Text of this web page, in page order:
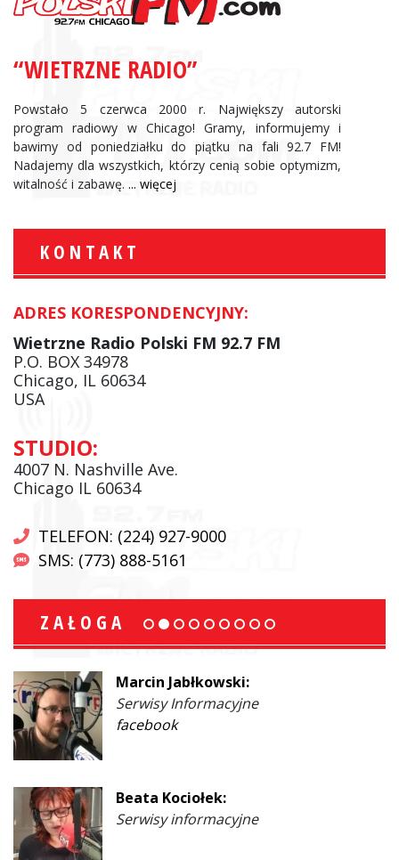
“WIETRZNE RADIO”
Powstało 5 czerwca 2000 r. Największy autorski
program radiowy w Chicago! Gramy, informujemy i
bawimy od poniedziałku do piątku na fali 92.7 FM!
Nadajemy dla wszystkich, którzy cenią sobie optymizm,
witalność i zabawę. ... więcej
KONTAKT
ADRES KORESPONDENCYJNY:
Wietrzne Radio Polski FM 92.7 FM
P.O. BOX 34978
Chicago, IL 60634
USA
STUDIO:
4007 N. Nashville Ave.
Chicago IL 60634
TELEFON: (224) 927-9000
SMS: (773) 888-5161
ZAŁOGA
Marcin Jabłkowski:
Serwisy Informacyjne
facebook
Beata Kociołek:
Serwisy informacyjne